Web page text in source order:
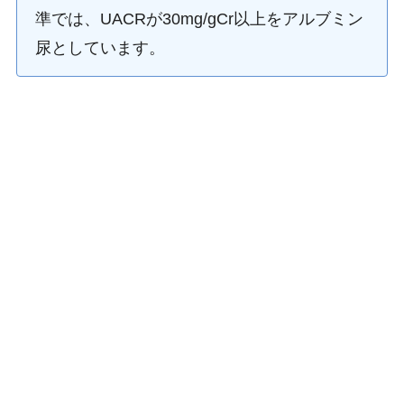
準では、UACRが30mg/gCr以上をアルブミン
尿としています。